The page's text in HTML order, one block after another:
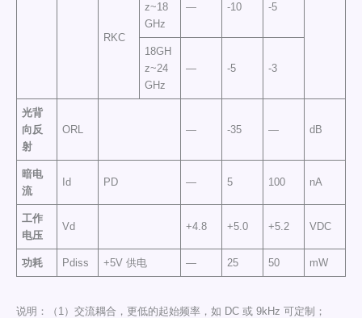
RKC
z~18
GHz
— -10 -5
18GH
z~24
GHz
— -5 -3
光背
向反
射
ORL — -35 — dB
暗电
流
Id PD — 5 100 nA
工作
电压
Vd +4.8 +5.0 +5.2 VDC
功耗 Pdiss +5V 供电 — 25 50 mW
说明：（1）交流耦合，更低的起始频率，如 DC 或 9kHz 可定制；